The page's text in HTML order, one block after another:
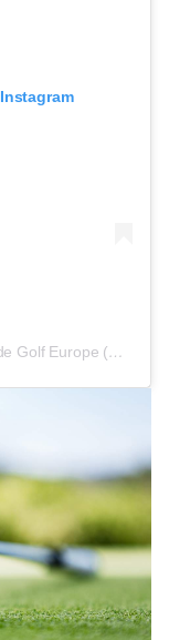
Una publicación compartida por TaylorMade Golf Europe (@taylormade_tour)